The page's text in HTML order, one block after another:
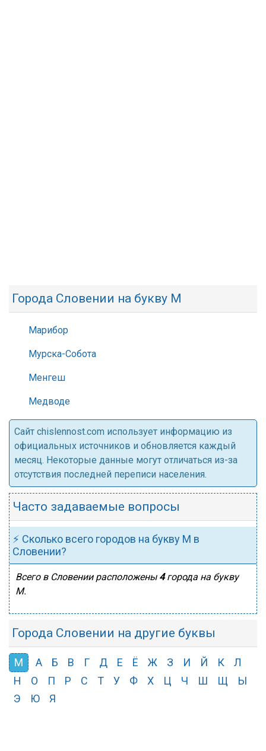
Города Словении на букву М
Марибор
Мурска-Собота
Менгеш
Медводе
Cайт chislennost.com использует информацию из
официальных источников и обновляется каждый
месяц. Некоторые данные могут отличаться из-за
отсутствия последней переписи населения.
Часто задаваемые вопросы
⚡ Сколько всего городов на букву М в
Словении?
Всего в Словении расположены 4города на букву
М.
Города Словении на другие буквы
М А Б В Г Д Е Ё Ж З И Й К
Л
Н
О П Р С Т У Ф Х Ц Ч Ш Щ
Ы
Э
Ю Я